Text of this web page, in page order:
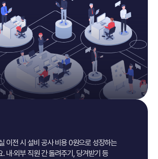
이전 시 설비 공사 비용 0원으로 성장하는
. 내·외부 직원 간 돌려주기, 당겨받기 등